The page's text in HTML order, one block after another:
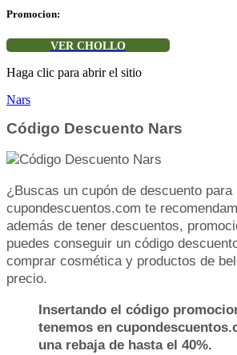
Promocion:
VER CHOLLO
Haga clic para abrir el sitio
Nars
Código Descuento Nars
¿Buscas un cupón de descuento para
cupondescuentos.com te
además de tener descuentos,
puedes conseguir un código
comprar cosmética y productos de
precio.
Insertando el código
tenemos en
una rebaja de hasta el 40%.